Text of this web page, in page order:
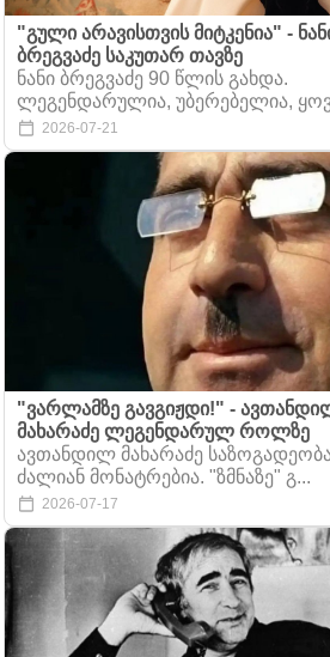
"გული არავისთვის მიტკენია" -
ბრეგვაძე საკუთარ თავზე
ნანი ბრეგვაძე 90 წლის გახდა.
ლეგენდარულია, უბერებელია,
2026-07-21
"ვარლამზე გავგიჟდი!" -
მახარაძე ლეგენდარულ როლზე
ავთანდილ მახარაძე
ძალიან მონატრებია. "ზმნაზე" გ...
2026-07-17